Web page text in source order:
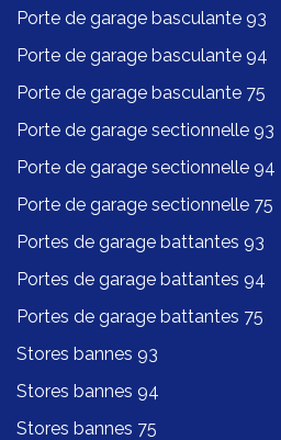
Porte de garage basculante 93
Porte de garage basculante 94
Porte de garage basculante 75
Porte de garage sectionnelle 93
Porte de garage sectionnelle 94
Porte de garage sectionnelle 75
Portes de garage battantes 93
Portes de garage battantes 94
Portes de garage battantes 75
Stores bannes 93
Stores bannes 94
Stores bannes 75